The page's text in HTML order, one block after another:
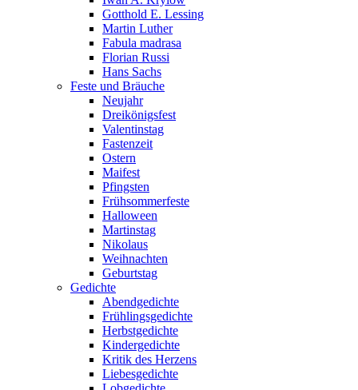
Gotthold E. Lessing
Martin Luther
Fabula madrasa
Florian Russi
Hans Sachs
Feste und Bräuche
Neujahr
Dreikönigsfest
Valentinstag
Fastenzeit
Ostern
Maifest
Pfingsten
Frühsommerfeste
Halloween
Martinstag
Nikolaus
Weihnachten
Geburtstag
Gedichte
Abendgedichte
Frühlingsgedichte
Herbstgedichte
Kindergedichte
Kritik des Herzens
Liebesgedichte